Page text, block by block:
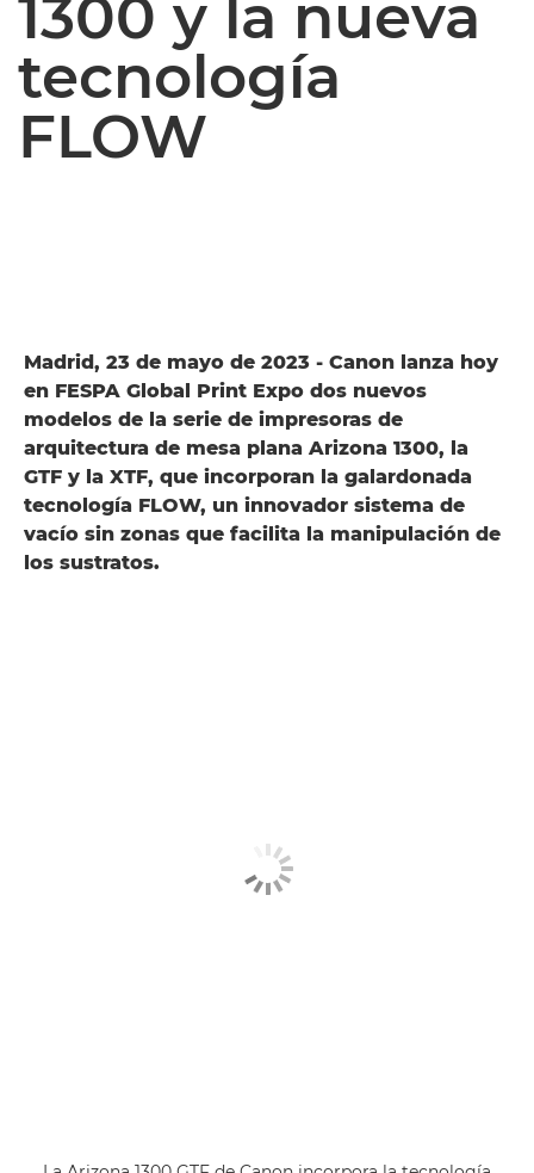
1300 y la nueva
tecnología
FLOW
Madrid, 23 de mayo de 2023 - Canon lanza hoy
en FESPA Global Print Expo dos nuevos
modelos de la serie de impresoras de
arquitectura de mesa plana Arizona 1300, la
GTF y la XTF, que incorporan la galardonada
tecnología FLOW, un innovador sistema de
vacío sin zonas que facilita la manipulación de
los sustratos.